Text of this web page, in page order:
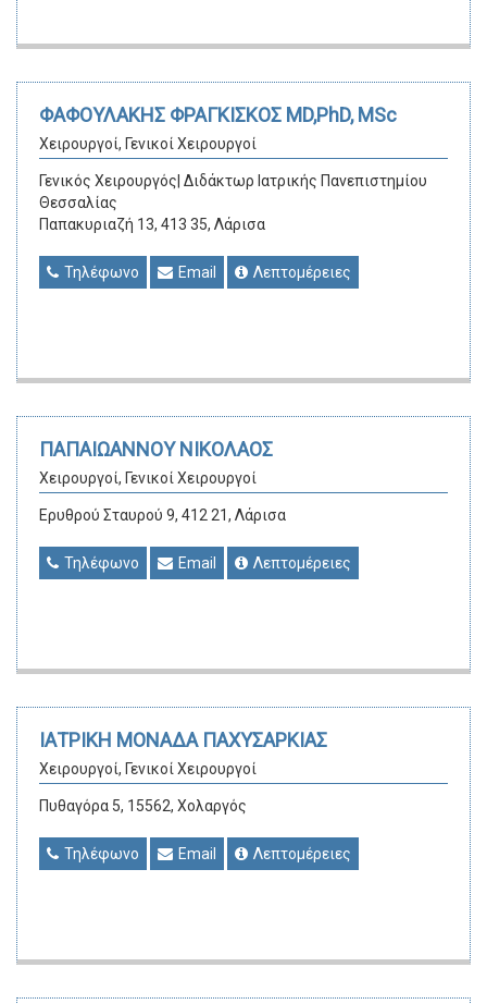
ΦΑΦΟΥΛΑΚΗΣ ΦΡΑΓΚΙΣΚΟΣ MD,PhD, MSc
Χειρουργοί, Γενικοί Χειρουργοί
Γενικός Χειρουργός| Διδάκτωρ Ιατρικής Πανεπιστημίου
Θεσσαλίας
Παπακυριαζή 13, 413 35, Λάρισα
Τηλέφωνο Email Λεπτομέρειες
ΠΑΠΑΙΩΑΝΝΟΥ ΝΙΚΟΛΑΟΣ
Χειρουργοί, Γενικοί Χειρουργοί
Ερυθρού Σταυρού 9, 412 21, Λάρισα
Τηλέφωνο Email Λεπτομέρειες
ΙΑΤΡΙΚΗ ΜΟΝΑΔΑ ΠΑΧΥΣΑΡΚΙΑΣ
Χειρουργοί, Γενικοί Χειρουργοί
Πυθαγόρα 5, 15562, Χολαργός
Τηλέφωνο Email Λεπτομέρειες